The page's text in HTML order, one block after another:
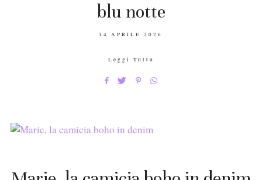
blu notte
POSTED
14 APRILE 2026
Leggi Tutto